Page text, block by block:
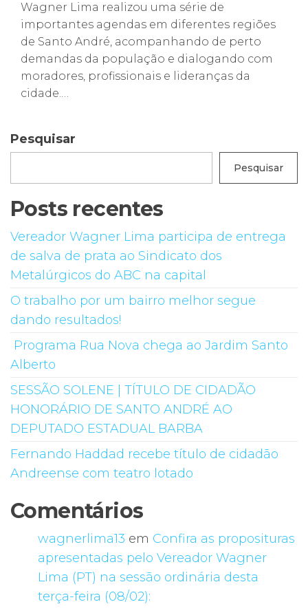
Wagner Lima realizou uma série de
importantes agendas em diferentes regiões
de Santo André, acompanhando de perto
demandas da população e dialogando com
moradores, profissionais e lideranças da
cidade.…
Pesquisar
Pesquisar
Posts recentes
Vereador Wagner Lima participa de entrega
de salva de prata ao Sindicato dos
Metalúrgicos do ABC na capital
O trabalho por um bairro melhor segue
dando resultados!
Programa Rua Nova chega ao Jardim Santo
Alberto
SESSÃO SOLENE | TÍTULO DE CIDADÃO
HONORÁRIO DE SANTO ANDRÉ AO
DEPUTADO ESTADUAL BARBA
Fernando Haddad recebe título de cidadão
Andreense com teatro lotado
Comentários
wagnerlima13 em Confira as proposituras
apresentadas pelo Vereador Wagner
Lima (PT) na sessão ordinária desta
terça-feira (08/02):